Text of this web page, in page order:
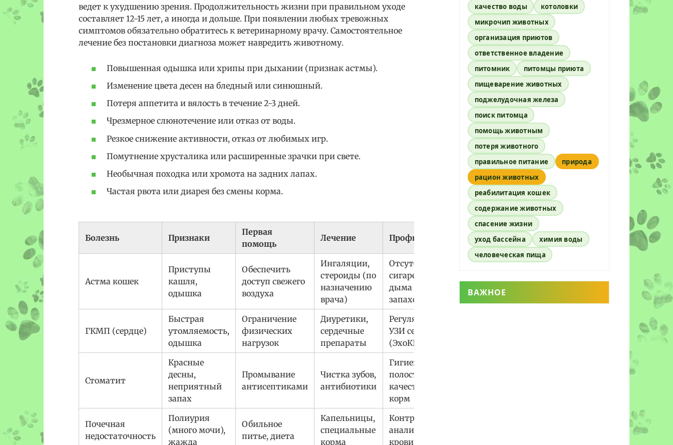
ведет к ухудшению зрения. Продолжительность жизни при правильном уходе
составляет 12-15 лет, а иногда и дольше. При появлении любых тревожных
симптомов обязательно обратитесь к ветеринарному врачу. Самостоятельное
лечение без постановки диагноза может навредить животному.
Повышенная одышка или хрипы при дыхании (признак астмы).
Изменение цвета десен на бледный или синюшный.
Потеря аппетита и вялость в течение 2-3 дней.
Чрезмерное слюнотечение или отказ от воды.
Резкое снижение активности, отказ от любимых игр.
Помутнение хрусталика или расширенные зрачки при свете.
Необычная походка или хромота на задних лапах.
Частая рвота или диарея без смены корма.
Болезнь Признаки
Первая
помощь
Лечение Профилактика
Астма кошек
Приступы
кашля,
одышка
Обеспечить
доступ свежего
воздуха
Ингаляции,
стероиды (по
назначению
врача)
Отсутствие
сигаретного
дыма и резких
запахов
ГКМП (сердце)
Быстрая
утомляемость,
одышка
Ограничение
физических
нагрузок
Диуретики,
сердечные
препараты
Регулярное
УЗИ сердца
(ЭхоКГ)
Стоматит
Красные
десны,
неприятный
запах
Промывание
антисептиками
Чистка зубов,
антибиотики
Гигиена
полости рта,
качественный
корм
Почечная
недостаточность
Полиурия
(много мочи),
жажда
Обильное
питье, диета
Капельницы,
специальные
корма
Контроль
анализами
крови и мочи
качество воды
котоловки
микрочип животных
организация приютов
ответственное владение
питомник
питомцы приюта
пищеварение животных
поджелудочная железа
поиск питомца
помощь животным
потеря животного
правильное питание
природа
рацион животных
реабилитация кошек
содержание животных
спасение жизни
уход бассейна
химия воды
человеческая пища
ВАЖНОЕ